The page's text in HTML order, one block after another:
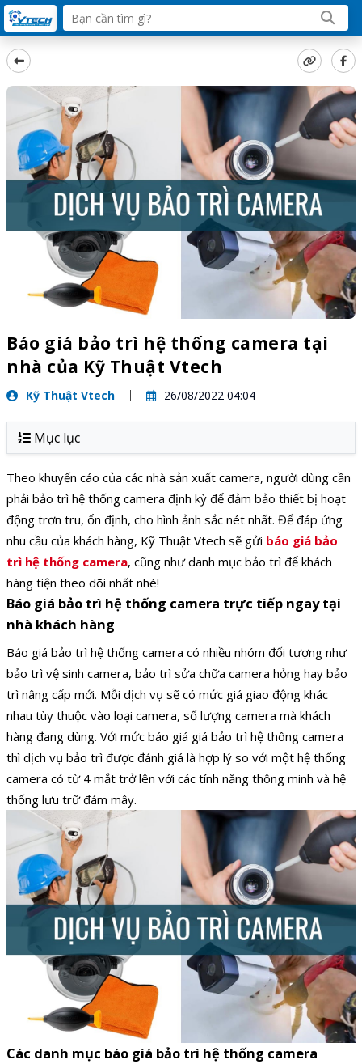
Báo giá bảo trì hệ thống camera tại
nhà của Kỹ Thuật Vtech
Kỹ Thuật Vtech 26/08/2022 04:04
Mục lục
Theo khuyến cáo của các nhà sản xuất camera, người dùng cần
phải bảo trì hệ thống camera định kỳ để đảm bảo thiết bị hoạt
động trơn tru, ổn định, cho hình ảnh sắc nét nhất. Để đáp ứng
nhu cầu của khách hàng, Kỹ Thuật Vtech sẽ gửi báo giá bảo
trì hệ thống camera, cũng như danh mục bảo trì để khách
hàng tiện theo dõi nhất nhé!
Báo giá bảo trì hệ thống camera trực tiếp ngay tại
nhà khách hàng
Báo giá bảo trì hệ thống camera có nhiều nhóm đối tượng như
bảo trì vệ sinh camera, bảo trì sửa chữa camera hỏng hay bảo
trì nâng cấp mới. Mỗi dịch vụ sẽ có mức giá giao động khác
nhau tùy thuộc vào loại camera, số lượng camera mà khách
hàng đang dùng. Với mức báo giá giá bảo trì hệ thông camera
thì dịch vụ bảo trì được đánh giá là hợp lý so với một hệ thống
camera có từ 4 mắt trở lên với các tính năng thông minh và hệ
thống lưu trữ đám mây.
Các danh mục báo giá bảo trì hệ thống camera